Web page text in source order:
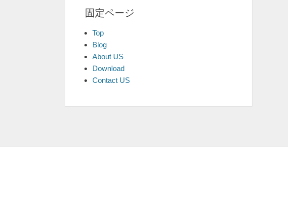
固定ページ
Top
Blog
About US
Download
Contact US